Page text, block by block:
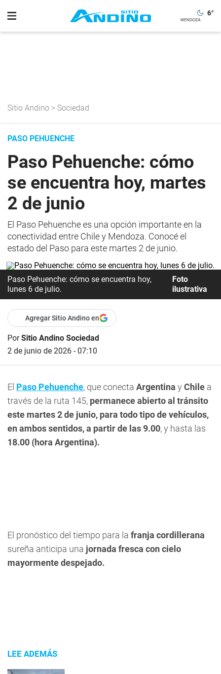
6°
Sitio Andino > Sociedad
PASO PEHUENCHE
Paso Pehuenche: cómo
se encuentra hoy, martes
2 de junio
El Paso Pehuenche es una opción importante en la
conectividad entre Chile y Mendoza. Conocé el
estado del Paso para este martes 2 de junio.
Paso Pehuenche: cómo se encuentra hoy,
lunes 6 de julio.
Foto
ilustrativa
Agregar Sitio Andino en
PorSitio Andino Sociedad
2 de junio de 2026 - 07:10
El Paso Pehuenche, que conecta Argentina y Chile a
través de la ruta 145, permanece abierto al tránsito
este martes 2 de junio, para todo tipo de vehículos,
en ambos sentidos, a partir de las 9.00, y hasta las
18.00 (hora Argentina).
El pronóstico del tiempo para la franja cordillerana
sureña anticipa una jornada fresca con cielo
mayormente despejado.
LEE ADEMÁS